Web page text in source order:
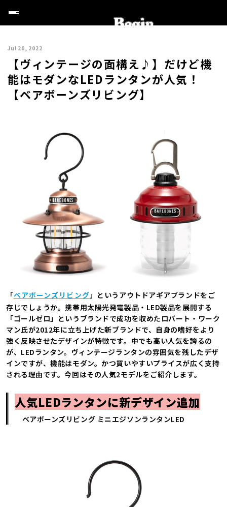
Jul 20, 2022
【ヴィンテージの面構え♪】だけど機
能はモダンなLEDランタンが人気！
【ベアボーンズリビング】
「ベアボーンズリビング 」というアウトドアギアブランドをご
存じでしょうか。携帯用太陽光発電製品・LED製品を展開する
「ゴールゼロ」というブランドで成功を収めたロバート・ワーク
マン氏が2012年に立ち上げた新ブランドで、自身の嗜好をより
強く反映させたデザインが特徴です。中でも高い人気を誇るの
が、LEDランタン。ヴィンテージランタンの雰囲気を残したデザ
インですが、機能はモダン。かつ買いやすいプライスが広く支持
される理由です。今回はその人気2モデルをご紹介します。
人気LEDランタンに新デザイン追加
ベアボーンズリビング ミニエジソンランタンLED